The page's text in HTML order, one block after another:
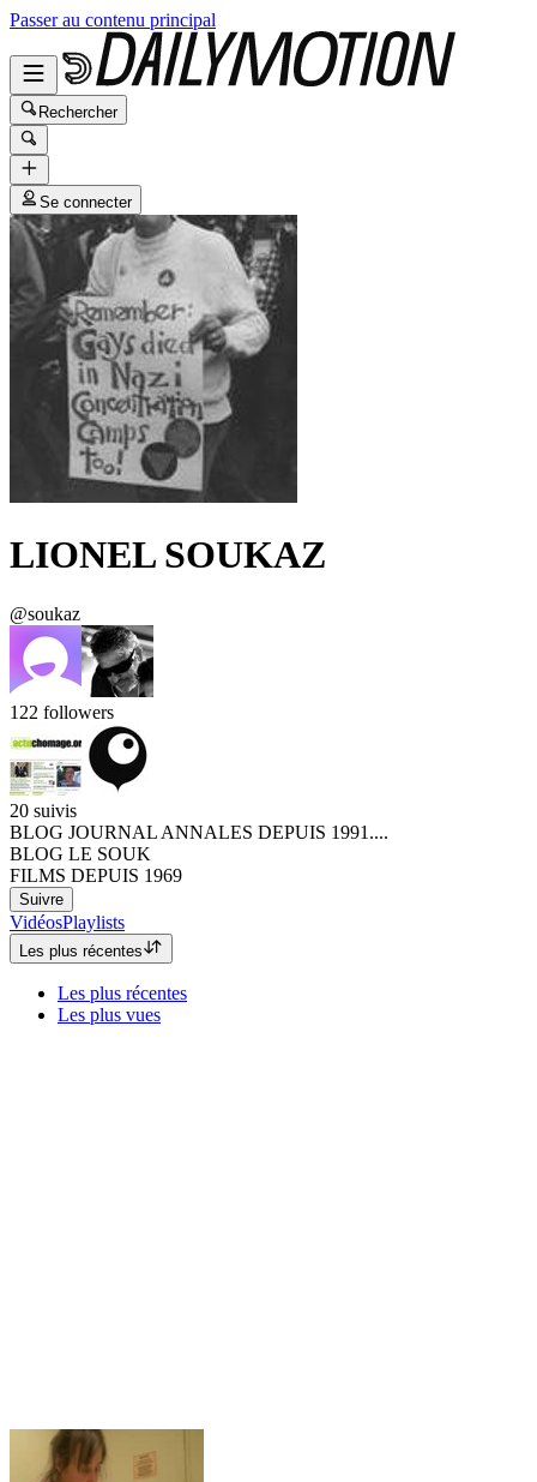
Passer au contenu principal
Rechercher
Se connecter
LIONEL SOUKAZ
@soukaz
122 followers
20 suivis
BLOG JOURNAL ANNALES DEPUIS 1991....
BLOG LE SOUK
FILMS DEPUIS 1969
Suivre
VidéosPlaylists
Les plus récentes
Les plus récentes
Les plus vues